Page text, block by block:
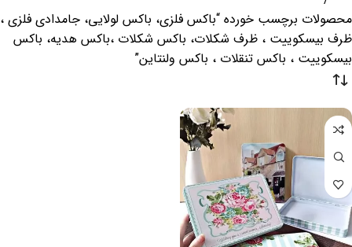
محصولات برچسب خورده “باکس فلزی، باکس لولایی، جامدادی فلزی ،
ظرف بیسکوییت ، ظرف شکلات، باکس شکلات ،باکس هدیه، باکس
بیسکوییت ، باکس تنقلات ، باکس ولنتاین”